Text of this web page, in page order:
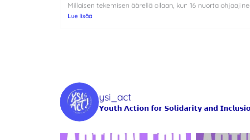
Millaisen tekemisen äärellä ollaan, kun 16 nuorta
Lue lisää
ysi_act
𝗬𝗼𝘂𝘁𝗵 𝗔𝗰𝘁𝗶𝗼𝗻 𝗳𝗼𝗿 𝗦𝗼𝗹𝗶𝗱𝗮𝗿𝗶𝘁𝘆 𝗮𝗻𝗱